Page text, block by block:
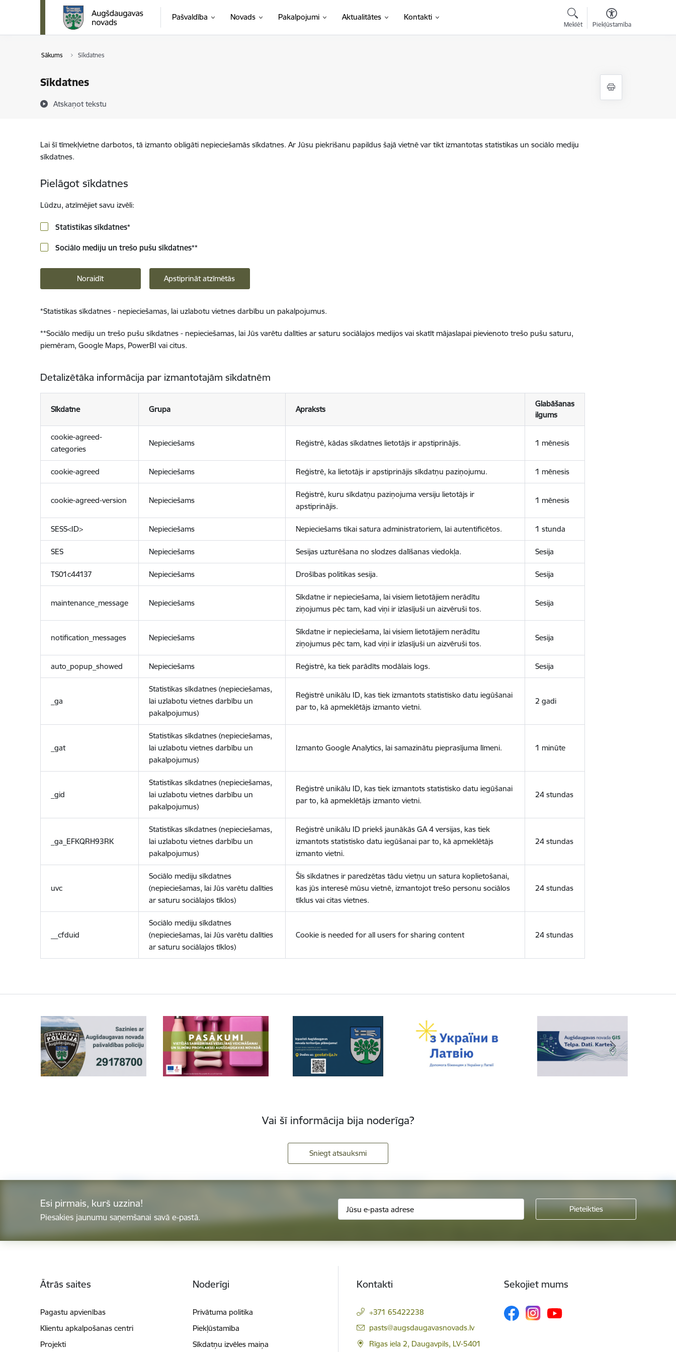
Pāriet uz lapas saturu
Pašvaldība Novads Pakalpojumi Aktualitātes Kontakti
Meklēt Piekļūstamība
Sākums Sīkdatnes
Sīkdatnes
Atskaņot tekstu
Lai šī tīmekļvietne darbotos, tā izmanto obligāti nepieciešamās sīkdatnes. Ar Jūsu piekrišanu papildus šajā vietnē var tikt izmantotas statistikas un sociālo mediju
sīkdatnes.
Pielāgot sīkdatnes
Lūdzu, atzīmējiet savu izvēli:
Statistikas sīkdatnes*
Sociālo mediju un trešo pušu sīkdatnes**
Noraidīt Apstiprināt atzīmētās
*Statistikas sīkdatnes - nepieciešamas, lai uzlabotu vietnes darbību un pakalpojumus.
**Sociālo mediju un trešo pušu sīkdatnes - nepieciešamas, lai Jūs varētu dalīties ar saturu sociālajos medijos vai skatīt mājaslapai pievienoto trešo pušu saturu,
piemēram, Google Maps, PowerBI vai citus.
Detalizētāka informācija par izmantotajām sīkdatnēm
Sīkdatne Grupa Apraksts
Glabāšanas
ilgums
cookie-agreed-
categories
Nepieciešams Reģistrē, kādas sīkdatnes lietotājs ir apstiprinājis. 1 mēnesis
cookie-agreed Nepieciešams Reģistrē, ka lietotājs ir apstiprinājis sīkdatņu paziņojumu. 1 mēnesis
cookie-agreed-version Nepieciešams
Reģistrē, kuru sīkdatņu paziņojuma versiju lietotājs ir
apstiprinājis.
1 mēnesis
SESS<ID> Nepieciešams Nepieciešams tikai satura administratoriem, lai autentificētos. 1 stunda
SES Nepieciešams Sesijas uzturēšana no slodzes dalīšanas viedokļa. Sesija
TS01c44137 Nepieciešams Drošības politikas sesija. Sesija
maintenance_message Nepieciešams
Sīkdatne ir nepieciešama, lai visiem lietotājiem nerādītu
ziņojumus pēc tam, kad viņi ir izlasījuši un aizvēruši tos.
Sesija
notification_messages Nepieciešams
Sīkdatne ir nepieciešama, lai visiem lietotājiem nerādītu
ziņojumus pēc tam, kad viņi ir izlasījuši un aizvēruši tos.
Sesija
auto_popup_showed Nepieciešams Reģistrē, ka tiek parādīts modālais logs. Sesija
_ga
Statistikas sīkdatnes (nepieciešamas,
lai uzlabotu vietnes darbību un
pakalpojumus)
Reģistrē unikālu ID, kas tiek izmantots statistisko datu iegūšanai
par to, kā apmeklētājs izmanto vietni.
2 gadi
_gat
Statistikas sīkdatnes (nepieciešamas,
lai uzlabotu vietnes darbību un
pakalpojumus)
Izmanto Google Analytics, lai samazinātu pieprasījuma līmeni. 1 minūte
_gid
Statistikas sīkdatnes (nepieciešamas,
lai uzlabotu vietnes darbību un
pakalpojumus)
Reģistrē unikālu ID, kas tiek izmantots statistisko datu iegūšanai
par to, kā apmeklētājs izmanto vietni.
24 stundas
_ga_EFKQRH93RK
Statistikas sīkdatnes (nepieciešamas,
lai uzlabotu vietnes darbību un
pakalpojumus)
Reģistrē unikālu ID priekš jaunākās GA 4 versijas, kas tiek
izmantots statistisko datu iegūšanai par to, kā apmeklētājs
izmanto vietni.
24 stundas
uvc
Sociālo mediju sīkdatnes
(nepieciešamas, lai Jūs varētu dalīties
ar saturu sociālajos tīklos)
Šīs sīkdatnes ir paredzētas tādu vietņu un satura koplietošanai,
kas jūs interesē mūsu vietnē, izmantojot trešo personu sociālos
tīklus vai citas vietnes.
24 stundas
__cfduid
Sociālo mediju sīkdatnes
(nepieciešamas, lai Jūs varētu dalīties
ar saturu sociālajos tīklos)
Cookie is needed for all users for sharing content 24 stundas
Vai šī informācija bija noderīga?
Sniegt atsauksmi
Esi pirmais, kurš uzzina!
Piesakies jaunumu saņemšanai savā e-pastā.
Ātrās saites
Pagastu apvienības
Klientu apkalpošanas centri
Projekti
Noderīgi
Privātuma politika
Piekļūstamība
Sīkdatņu izvēles maiņa
Kontakti
+371 65422238
E-pasts:
pasts@augsdaugavasnovads.lv
Rīgas iela 2, Daugavpils, LV-5401
Sekojiet mums